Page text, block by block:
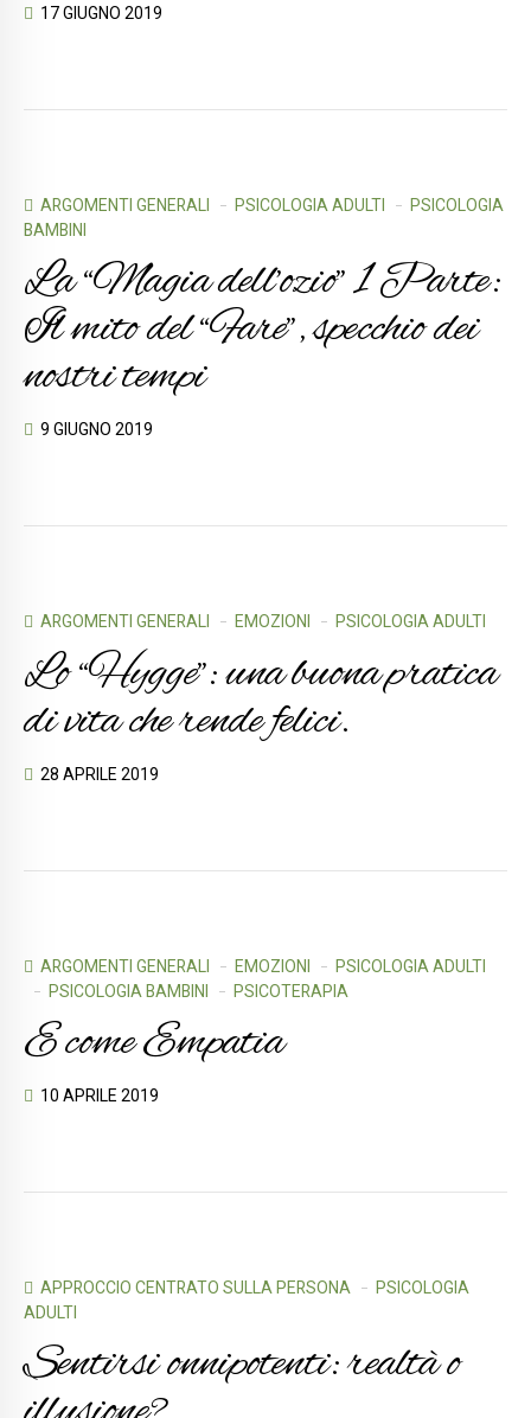
17 GIUGNO 2019
ARGOMENTI GENERALI PSICOLOGIA ADULTI
PSICOLOGIA
BAMBINI
La “Magia dell’ozio” 1 Parte:
Il mito del “Fare”, specchio dei
nostri tempi
9 GIUGNO 2019
ARGOMENTI GENERALI EMOZIONI PSICOLOGIA ADULTI
Lo “Hygge”: una buona pratica
di vita che rende felici.
28 APRILE 2019
ARGOMENTI GENERALI EMOZIONI
PSICOLOGIA ADULTI
PSICOLOGIA BAMBINI
PSICOTERAPIA
E come Empatia
10 APRILE 2019
APPROCCIO CENTRATO SULLA PERSONA
PSICOLOGIA
ADULTI
Sentirsi onnipotenti: realtà o